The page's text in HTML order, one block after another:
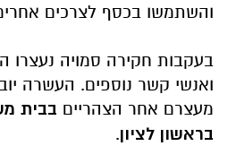
והשתמשו בכסף לצרכים
בעקבות חקירה סמויה נעצרו
ואנשי קשר נוספים. העשרה
מעצרם אחר הצהריים בבית
בראשון לציון.